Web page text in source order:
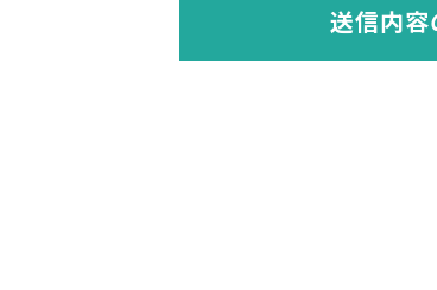
当社は，ユーザーが利用登録をする際に氏名
ス，銀行口座番号，クレジットカード番号，
送信内容